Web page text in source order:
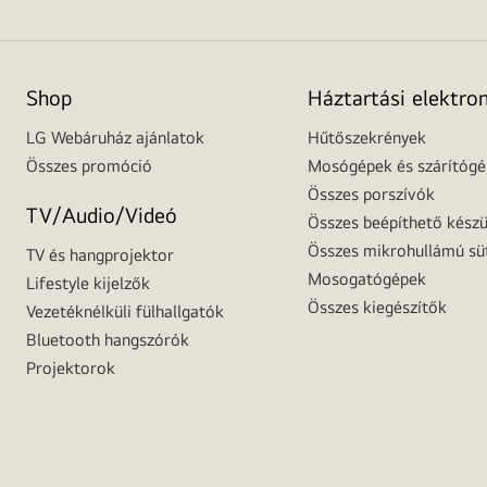
Shop
LG Webáruház ajánlatok
Összes promóció
TV/Audio/Videó
TV és hangprojektor
Lifestyle kijelzők
Vezetéknélküli fülhallgatók
Bluetooth hangszórók
Projektorok
Háztartási
Hűtőszekrények
Mosógépek és
Összes porszívók
Összes beépíthető
Összes mikrohullámú
Mosogatógépek
Összes kiegészítők